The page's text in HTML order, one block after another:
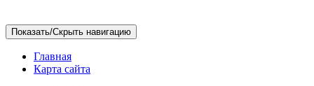
Показать/Скрыть навигацию
Главная
Карта сайта